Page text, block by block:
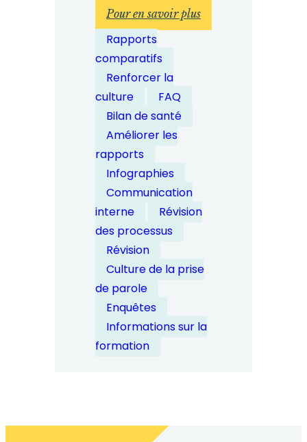
Pour en savoir plus:
Comment
Rapports
comparatifs
Renforcer la
culture
FAQ
Bilan de santé
Améliorer les
rapports
Infographies
Communication
interne
Révision
des processus
Révision
Culture de la prise
de parole
Enquêtes
Informations sur la
formation